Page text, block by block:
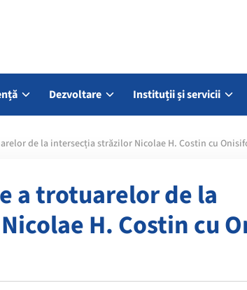
Dezvoltare Instituții și servicii
de la intersecția străzilor Nicolae H. Costin cu
a trotuarelor de la
H. Costin cu